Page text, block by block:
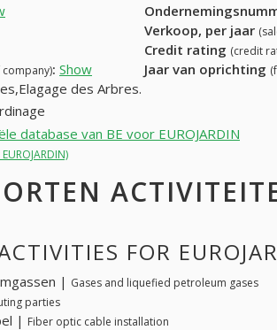
Verkoop, per jaar
Credit rating (credit
: Show Jaar van oprichting
des Arbres.
database van BE voor EUROJARDIN
FOR
| Gases and liquefied petroleum gases
parties
| Fiber optic cable installation